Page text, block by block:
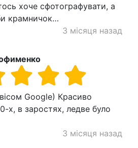
хоче сфотографувати, а
крамничок…
3 місяця назад
Google) Красиво
х, в заростях, ледве було
3 місяця назад